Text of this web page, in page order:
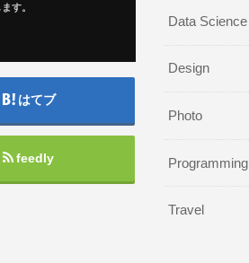
す。
はてブ
feedly
Data Science
Design
Photo
Programming
Travel